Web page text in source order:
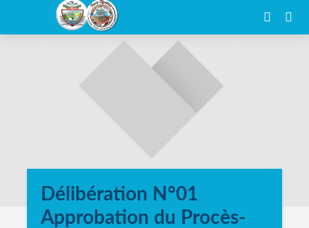
Délibération N°01
Approbation du Procès-